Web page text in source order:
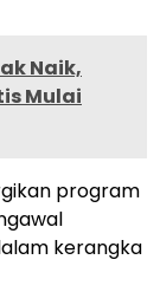
Naik,
Mulai
program
kerangka